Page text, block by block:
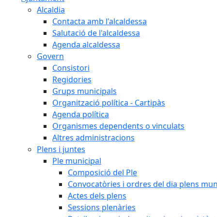
Alcaldia
Contacta amb l'alcaldessa
Salutació de l'alcaldessa
Agenda alcaldessa
Govern
Consistori
Regidories
Grups municipals
Organització política - Cartipàs
Agenda política
Organismes dependents o vinculats
Altres administracions
Plens i juntes
Ple municipal
Composició del Ple
Convocatòries i ordres del dia plens
Actes dels plens
Sessions plenàries